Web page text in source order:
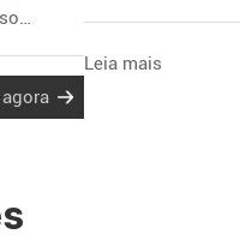
textura
cabelos.
Leia mais